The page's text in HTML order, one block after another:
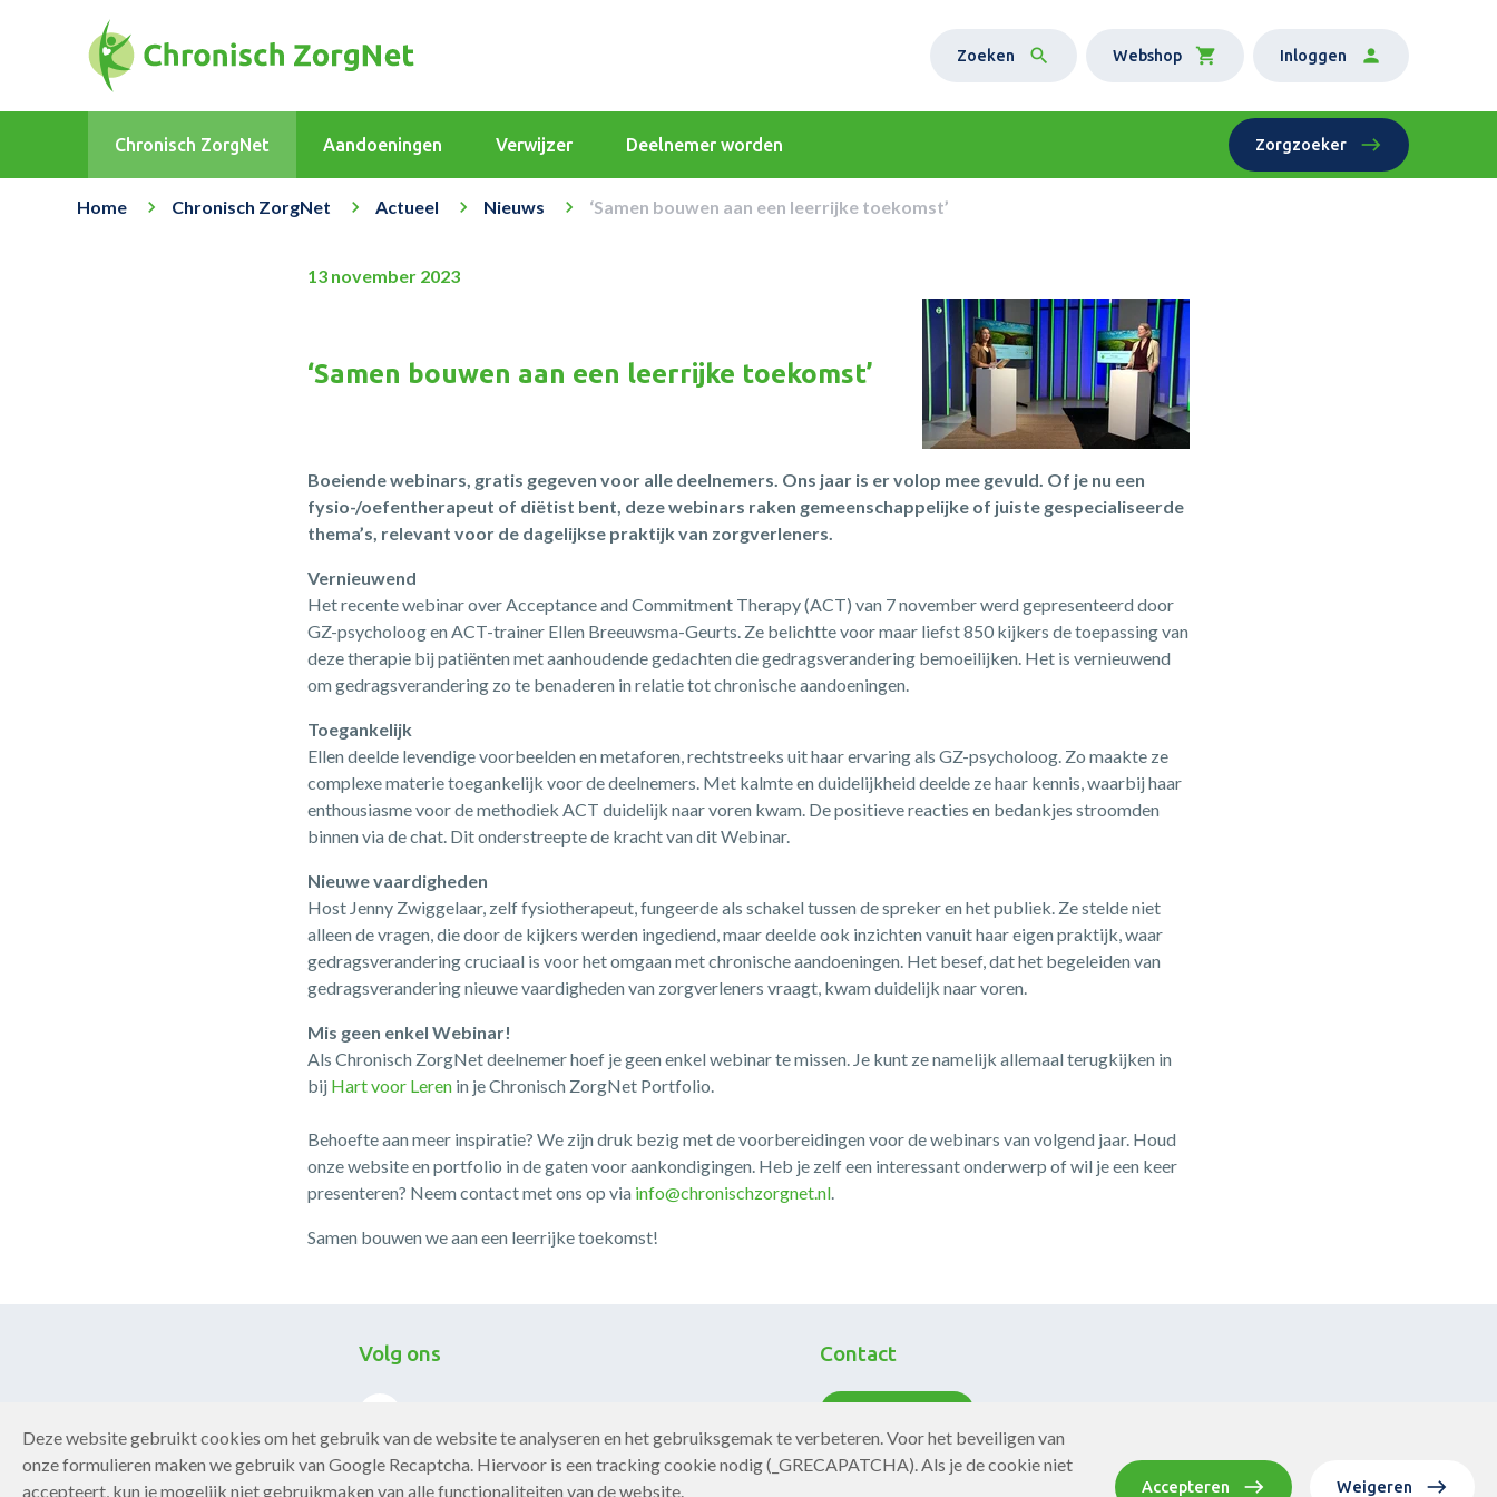
Zoeken Webshop Inloggen
Chronisch ZorgNet Aandoeningen Verwijzer Deelnemer worden Zorgzoeker
Home Chronisch ZorgNet Actueel Nieuws ‘Samen bouwen aan een leerrijke toekomst’
13 november 2023
‘Samen bouwen aan een leerrijke toekomst’
Boeiende webinars, gratis gegeven voor alle deelnemers. Ons jaar is er volop mee gevuld. Of je nu een
fysio-/oefentherapeut of diëtist bent, deze webinars raken gemeenschappelijke of juiste gespecialiseerde
thema’s, relevant voor de dagelijkse praktijk van zorgverleners.
Vernieuwend
Het recente webinar over Acceptance and Commitment Therapy (ACT) van 7 november werd gepresenteerd door
GZ-psycholoog en ACT-trainer Ellen Breeuwsma-Geurts. Ze belichtte voor maar liefst 850 kijkers de toepassing van
deze therapie bij patiënten met aanhoudende gedachten die gedragsverandering bemoeilijken. Het is vernieuwend
om gedragsverandering zo te benaderen in relatie tot chronische aandoeningen.
Toegankelijk
Ellen deelde levendige voorbeelden en metaforen, rechtstreeks uit haar ervaring als GZ-psycholoog. Zo maakte ze
complexe materie toegankelijk voor de deelnemers. Met kalmte en duidelijkheid deelde ze haar kennis, waarbij haar
enthousiasme voor de methodiek ACT duidelijk naar voren kwam. De positieve reacties en bedankjes stroomden
binnen via de chat. Dit onderstreepte de kracht van dit Webinar.
Nieuwe vaardigheden
Host Jenny Zwiggelaar, zelf fysiotherapeut, fungeerde als schakel tussen de spreker en het publiek. Ze stelde niet
alleen de vragen, die door de kijkers werden ingediend, maar deelde ook inzichten vanuit haar eigen praktijk, waar
gedragsverandering cruciaal is voor het omgaan met chronische aandoeningen. Het besef, dat het begeleiden van
gedragsverandering nieuwe vaardigheden van zorgverleners vraagt, kwam duidelijk naar voren.
Mis geen enkel Webinar!
Als Chronisch ZorgNet deelnemer hoef je geen enkel webinar te missen. Je kunt ze namelijk allemaal terugkijken in
bij Hart voor Leren in je Chronisch ZorgNet Portfolio.
Behoefte aan meer inspiratie? We zijn druk bezig met de voorbereidingen voor de webinars van volgend jaar. Houd
onze website en portfolio in de gaten voor aankondigingen. Heb je zelf een interessant onderwerp of wil je een keer
presenteren? Neem contact met ons op via info@chronischzorgnet.nl.
Samen bouwen we aan een leerrijke toekomst!
Volg ons Contact
Deze website gebruikt cookies om het gebruik van de website te analyseren en het gebruiksgemak te verbeteren. Voor het beveiligen van
onze formulieren maken we gebruik van Google Recaptcha. Hiervoor is een tracking cookie nodig (_GRECAPATCHA). Als je de cookie niet
accepteert, kun je mogelijk niet gebruikmaken van alle functionaliteiten van de website.
Accepteren Weigeren